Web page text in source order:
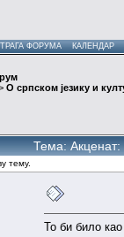
ФОРУМА КАЛЕНДАР
О српском језику и
Тема:
тему.
То би било